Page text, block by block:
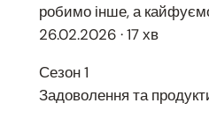
робимо інше, а
26.02.2026 · 17 хв
Сезон 1
Задоволення та